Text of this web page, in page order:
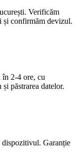
Verificăm
și confirmăm devizul.
în 2-4 ore, cu
păstrarea datelor.
dispozitivul. Garanție